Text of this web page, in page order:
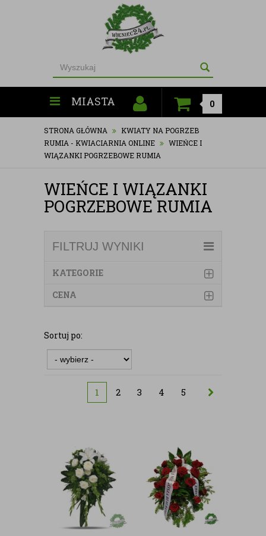
MIASTA 0
STRONA GŁÓWNA
KWIATY NA POGRZEB
RUMIA - KWIACIARNIA ONLINE
WIEŃCE I
WIĄZANKI POGRZEBOWE RUMIA
WIEŃCE I WIĄZANKI
POGRZEBOWE RUMIA
FILTRUJ WYNIKI
KATEGORIE
CENA
Sortuj po:
1 2 3 4 5